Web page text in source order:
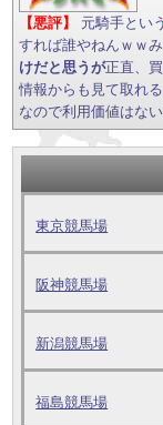
【悪評】 元騎手という
すれば誰やねんｗｗ
けだと思うが正直、
情報からも見て取れる
なので利用価値はな
東京競馬場
阪神競馬場
新潟競馬場
福島競馬場